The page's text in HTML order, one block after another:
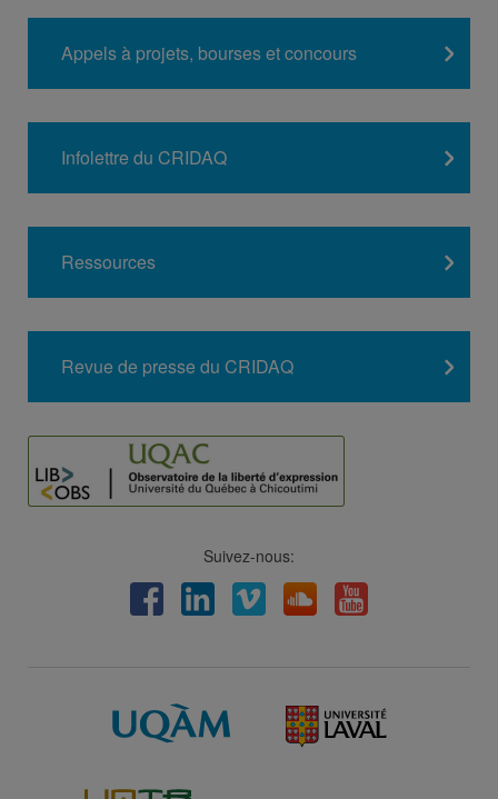
Appels à projets, bourses et concours
Infolettre du CRIDAQ
Ressources
Revue de presse du CRIDAQ
Suivez-nous:
FacebookLinkedInViméo Soundcloud
Youtube